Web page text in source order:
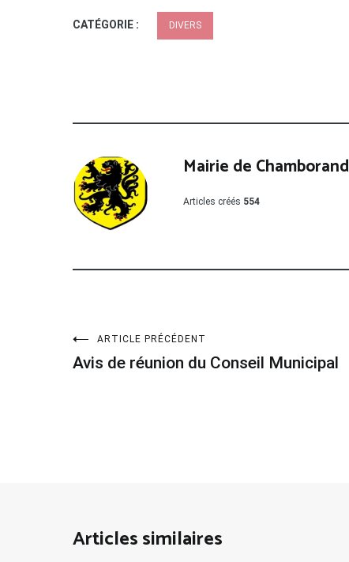
CATÉGORIE : DIVERS
Mairie de Chamborand
Articles créés 554
Navigation
ARTICLE PRÉCÉDENT
Avis de réunion du Conseil Municipal
Articles similaires